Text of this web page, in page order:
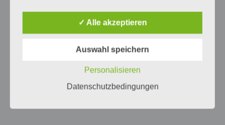
✓ Alle akzeptieren
Auswahl speichern
Personalisieren
Datenschutzbedingungen